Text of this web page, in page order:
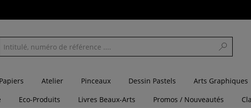
Papiers Atelier Pinceaux Dessin Pastels Arts Graphiques
Eco-Produits Livres Beaux-Arts Promos / Nouveautés